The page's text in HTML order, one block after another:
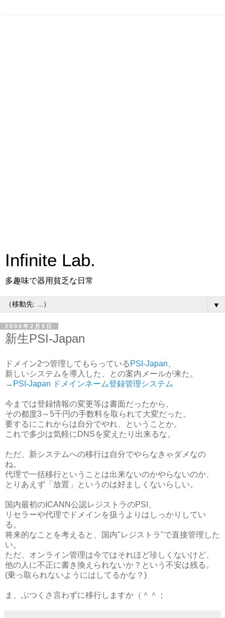
Infinite Lab.
多趣味で器用貧乏な日常
▼
2005年2月9日
新生PSI-Japan
ドメイン2つ管理してもらっている PSI-Japan
新しいシステムを導入した、との案内メールが来た。
→ PSI-Japan ドメインネーム登録管理システム
今までは登録情報の変更等は書面だったから、
その都度3～5千円の手数料を取られて大変だった。
要するにこれからは自分でやれ、ということか。
これで多少は気軽にDNSを変えたり出来るな。
ただ、新システムへの移行は自分でやらなきゃダメなの
ね。
代理で一括移行ということは出来ないのかやらないのか、
とりあえず「放置」というのは好ましくないらしい。
国内最初のICANN公認レジストラのPSI、
リセラーや代理でドメインを扱うよりはしっかりしてい
る。
将来的なことを考えると、国内"レジストラ"で直接管理した
い。
ただ、オンライン管理は今ではそれほど珍しくないけど、
他の人に不正に書き換えられないか？という不安は残る。
(乗っ取られないようにはしてるかな？)
ま、ぶつくさ言わずに移行しますか（＾＾；